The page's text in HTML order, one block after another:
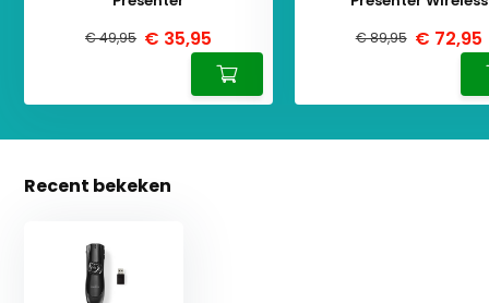
€ 49,95 € 35,95 € 89,95 € 72,95
Recent bekeken